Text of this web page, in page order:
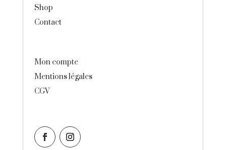
Shop
Contact
Mon compte
Mentions légales
CGV